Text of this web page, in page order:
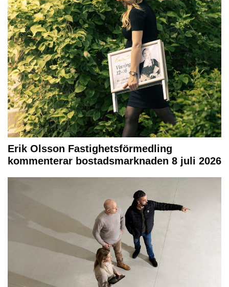
Erik Olsson Fastighetsförmedling
kommenterar bostadsmarknaden 8 juli 2026